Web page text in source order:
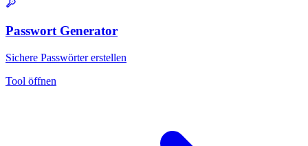
Passwort Generator
Sichere Passwörter erstellen
Tool öffnen